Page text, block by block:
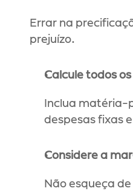
Errar na
prejuízo.
Calcule todos
Inclua matéria-
despesas fixas
Considere a
Não esqueça